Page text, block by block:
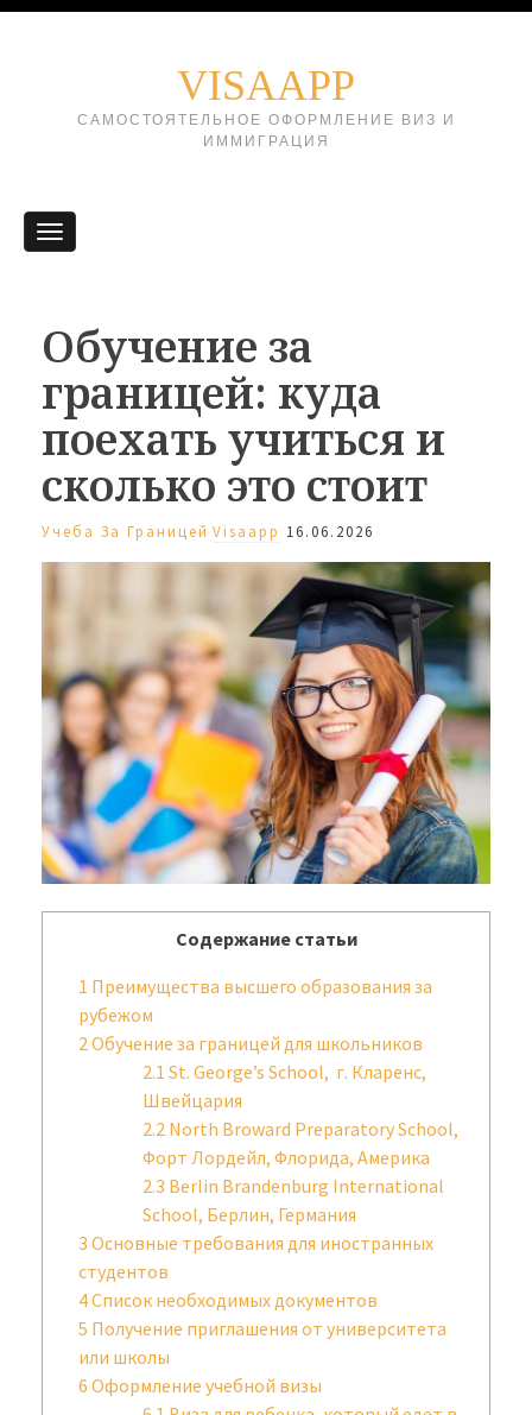
VISAAPP
САМОСТОЯТЕЛЬНОЕ ОФОРМЛЕНИЕ ВИЗ И
ИММИГРАЦИЯ
Обучение за
границей: куда
поехать учиться и
сколько это стоит
Учеба За Границей Visaapp 16.06.2026
Содержание статьи
1 Преимущества высшего образования за
рубежом
2 Обучение за границей для школьников
2.1 St. George’s School, г. Кларенс,
Швейцария
2.2 North Broward Preparatory School,
Форт Лордейл, Флорида, Америка
2.3 Berlin Brandenburg International
School, Берлин, Германия
3 Основные требования для иностранных
студентов
4Список необходимых документов
5 Получение приглашения от университета
или школы
6 Оформление учебной визы